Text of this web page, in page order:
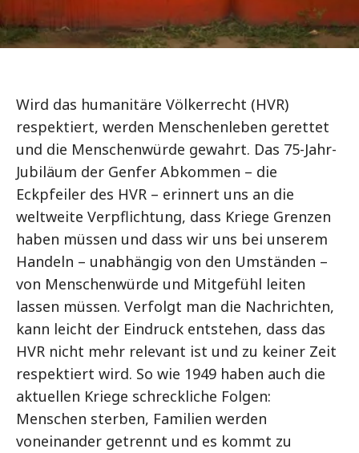
Wird das humanitäre Völkerrecht (HVR)
respektiert, werden Menschenleben gerettet
und die Menschenwürde gewahrt. Das 75-Jahr-
Jubiläum der Genfer Abkommen – die
Eckpfeiler des HVR – erinnert uns an die
weltweite Verpflichtung, dass Kriege Grenzen
haben müssen und dass wir uns bei unserem
Handeln – unabhängig von den Umständen –
von Menschenwürde und Mitgefühl leiten
lassen müssen. Verfolgt man die Nachrichten,
kann leicht der Eindruck entstehen, dass das
HVR nicht mehr relevant ist und zu keiner Zeit
respektiert wird. So wie 1949 haben auch die
aktuellen Kriege schreckliche Folgen:
Menschen sterben, Familien werden
voneinander getrennt und es kommt zu